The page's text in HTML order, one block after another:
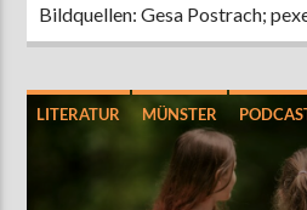
Bildquellen: Gesa Postrach;
LITERATUR MÜNSTER